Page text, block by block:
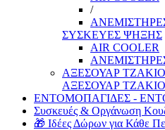
/
ΣΥΣΚΕΥΕΣ ΨΗΞΗΣ
AIR COOLER
ΑΞΕΣΟΥΑΡ
ΑΞΕΣΟΥΑΡ
ΕΝΤΟΜΟΠΑΓΙΔΕΣ -
Συσκευές & Οργάνωση
🎁 Ιδέες Δώρων για Κάθε